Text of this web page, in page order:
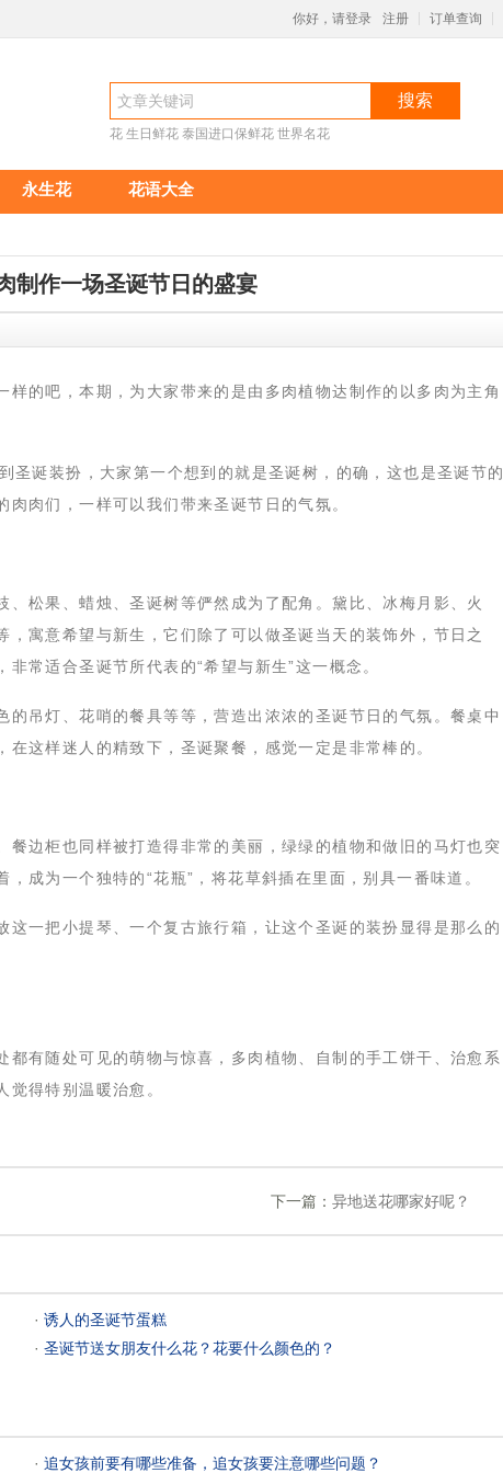
你好，请登录 注册 订单查询
搜索
花 生日鲜花 泰国进口保鲜花 世界名花
永生花 花语大全
制作一场圣诞节日的盛宴
的吧，本期，为大家带来的是由多肉植物达制作的以多肉为主角
圣诞装扮，大家第一个想到的就是圣诞树，的确，这也是圣诞节的
肉们，一样可以我们带来圣诞节日的气氛。
松果、蜡烛、圣诞树等俨然成为了配角。黛比、冰梅月影、火
寓意希望与新生，它们除了可以做圣诞当天的装饰外，节日之
常适合圣诞节所代表的“希望与新生”这一概念。
的吊灯、花哨的餐具等等，营造出浓浓的圣诞节日的气氛。餐桌中
这样迷人的精致下，圣诞聚餐，感觉一定是非常棒的。
餐边柜也同样被打造得非常的美丽，绿绿的植物和做旧的马灯也突
成为一个独特的“花瓶”，将花草斜插在里面，别具一番味道。
这一把小提琴、一个复古旅行箱，让这个圣诞的装扮显得是那么的
都有随处可见的萌物与惊喜，多肉植物、自制的手工饼干、治愈系
得特别温暖治愈。
下一篇：异地送花哪家好呢？
· 诱人的圣诞节蛋糕
· 圣诞节送女朋友什么花？花要什么颜色的？
· 追女孩前要有哪些准备，追女孩要注意哪些问题？